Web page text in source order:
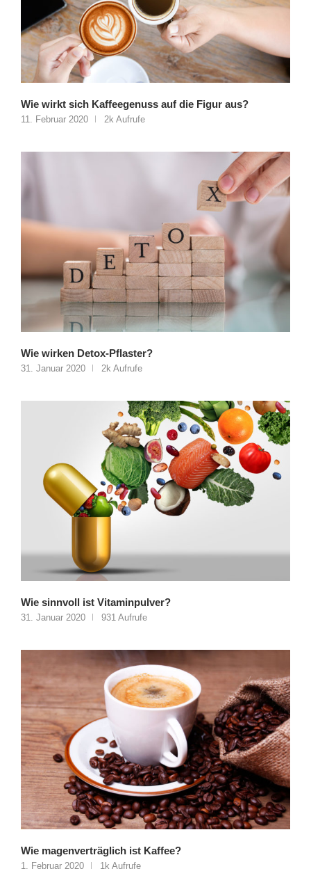
Wie wirkt sich Kaffeegenuss auf die Figur aus?
11. Februar 2020 2k Aufrufe
Wie wirken Detox-Pflaster?
31. Januar 2020 2k Aufrufe
Wie sinnvoll ist Vitaminpulver?
31. Januar 2020 931 Aufrufe
Wie magenverträglich ist Kaffee?
1. Februar 2020 1k Aufrufe